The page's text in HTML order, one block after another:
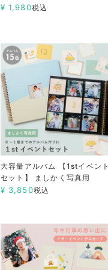
¥ 1,980税込
大容量アルバム 【1stイベント
セット】 ましかく写真用
¥ 3,850税込